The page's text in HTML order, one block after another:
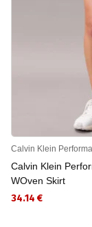
Calvin Klein
Calvin Klein
WOven Skirt
34.14 €